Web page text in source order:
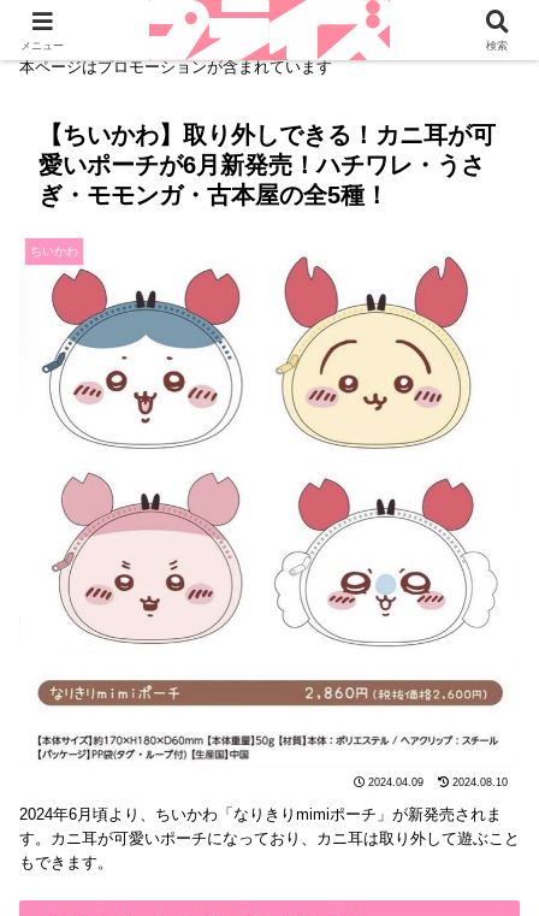
本ページはプロモーションが含まれています
【ちいかわ】取り外しできる！カニ耳が可
愛いポーチが6月新発売！ハチワレ・うさ
ぎ・モモンガ・古本屋の全5種！
ちいかわ
2024.04.09 2024.08.10
2024年6月頃より、ちいかわ「なりきりmimiポーチ」が新発売されま
す。カニ耳が可愛いポーチになっており、カニ耳は取り外して遊ぶこと
もできます。
メニュー 検索